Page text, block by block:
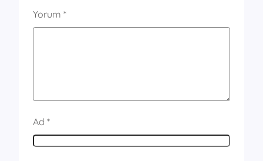
Yorum *
Ad *